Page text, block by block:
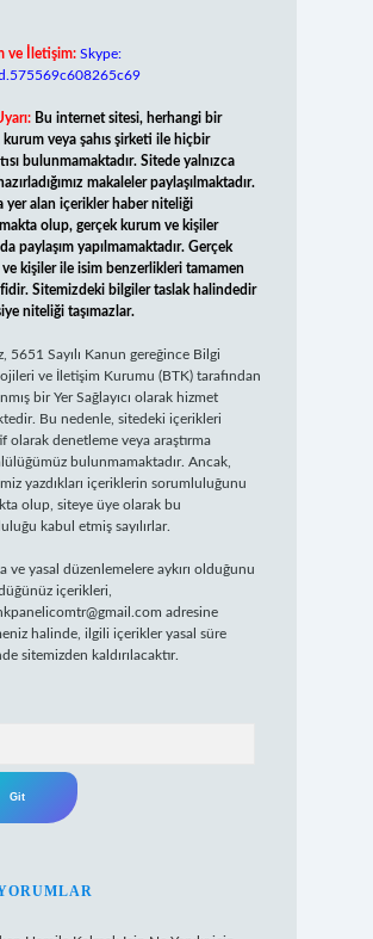
ve İletişim: Skype:
Bu internet sitesi, herhangi bir
kurum veya şahıs şirketi ile hiçbir
bulunmamaktadır. Sitede yalnızca
makaleler paylaşılmaktadır.
yer alan içerikler haber niteliği
olup, gerçek kurum ve kişiler
paylaşım yapılmamaktadır. Gerçek
ve kişiler ile isim benzerlikleri tamamen
Sitemizdeki bilgiler taslak halindedir
niteliği taşımazlar.
5651 Sayılı Kanun gereğince Bilgi
ve İletişim Kurumu (BTK) tarafından
bir Yer Sağlayıcı olarak hizmet
Bu nedenle, sitedeki içerikleri
olarak denetleme veya araştırma
bulunmamaktadır. Ancak,
yazdıkları içeriklerin sorumluluğunu
olup, siteye üye olarak bu
kabul etmiş sayılırlar.
ve yasal düzenlemelere aykırı olduğunu
içerikleri,
adresine
halinde, ilgili içerikler yasal süre
sitemizden kaldırılacaktır.